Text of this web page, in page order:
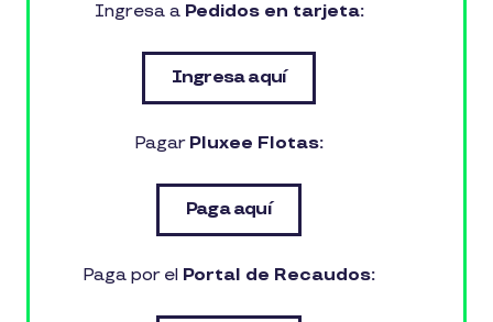
Ingresa a Pedidos en tarjeta:
Ingresa aquí
Pagar Pluxee Flotas:
Paga aquí
Paga por el Portal de Recaudos: